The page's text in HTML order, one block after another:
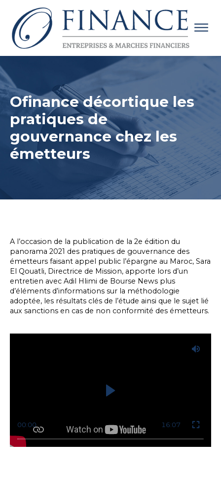
Ofinance décortique les
pratiques de
gouvernance chez les
émetteurs
A l’occasion de la publication de la 2e édition du
panorama 2021 des pratiques de gouvernance des
émetteurs faisant appel public l’épargne au Maroc, Sara
El Qouatli, Directrice de Mission, apporte lors d’un
entretien avec Adil Hlimi de Bourse News plus
d’éléments d’informations sur la méthodologie
adoptée, les résultats clés de l’étude ainsi que le sujet lié
aux sanctions en cas de non conformité des émetteurs.
00:00 16:07